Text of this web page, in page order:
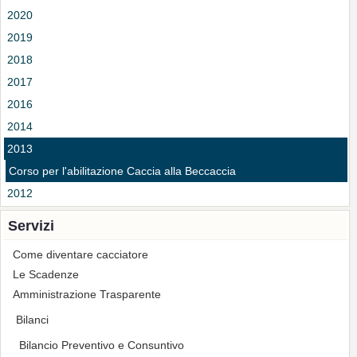
2020
2019
2018
2017
2016
2014
2013
Corso per l'abilitazione Caccia alla Beccaccia
2012
Servizi
Come diventare cacciatore
Le Scadenze
Amministrazione Trasparente
Bilanci
Bilancio Preventivo e Consuntivo